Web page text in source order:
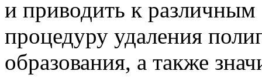
и приводить к
процедуру удаления
образования, а также